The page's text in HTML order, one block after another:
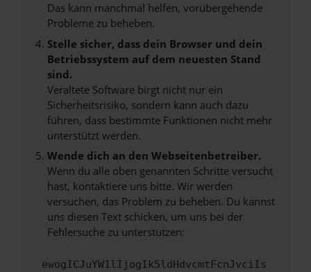
Das kann manchmal helfen, vorübergehende
Probleme zu beheben.
Stelle sicher, dass dein Browser und dein
Betriebssystem auf dem neuesten Stand
sind.
Veraltete Software birgt nicht nur ein
Sicherheitsrisiko, sondern kann auch dazu
führen, dass bestimmte Funktionen nicht mehr
unterstützt werden.
Wende dich an den Webseitenbetreiber.
Wenn du alle oben genannten Schritte versucht
hast, kontaktiere uns bitte. Wir werden
versuchen, das Problem zu beheben. Du kannst
uns diesen Text schicken, um uns bei der
Fehlersuche zu unterstützen:
ewogICJuYW1lIjogIk5ldHdvcmtFcnJvciIs